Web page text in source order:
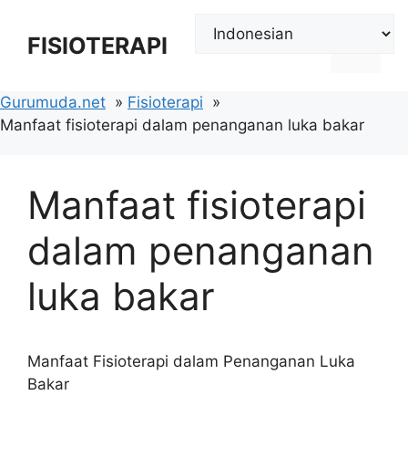
FISIOTERAPI
Gurumuda.net
Fisioterapi
Manfaat fisioterapi dalam penanganan luka bakar
Manfaat fisioterapi
dalam penanganan
luka bakar
Manfaat Fisioterapi dalam Penanganan Luka
Bakar